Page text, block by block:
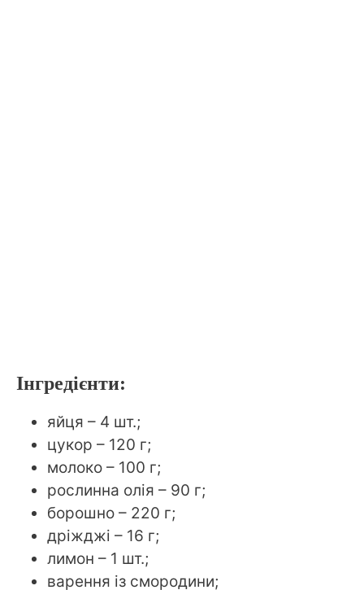
Інгредієнти:
яйця – 4 шт.;
цукор – 120 г;
молоко – 100 г;
рослинна олія – 90 г;
борошно – 220 г;
дріжджі – 16 г;
лимон – 1 шт.;
варення із смородини;